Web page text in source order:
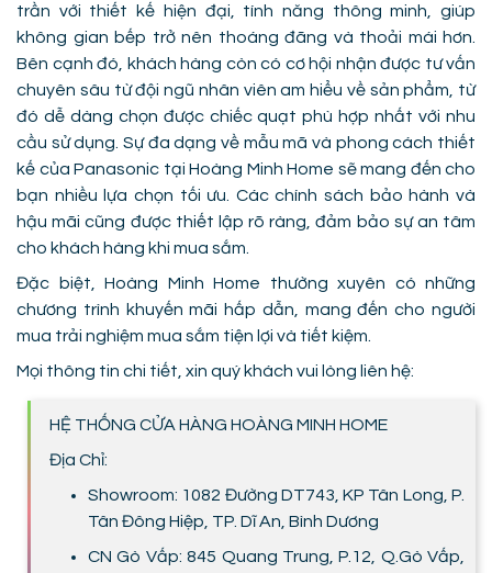
trần với thiết kế hiện đại, tính năng thông minh, giúp
không gian bếp trở nên thoáng đãng và thoải mái hơn.
Bên cạnh đó, khách hàng còn có cơ hội nhận được tư vấn
chuyên sâu từ đội ngũ nhân viên am hiểu về sản phẩm, từ
đó dễ dàng chọn được chiếc quạt phù hợp nhất với nhu
cầu sử dụng. Sự đa dạng về mẫu mã và phong cách thiết
kế của Panasonic tại Hoàng Minh Home sẽ mang đến cho
bạn nhiều lựa chọn tối ưu. Các chính sách bảo hành và
hậu mãi cũng được thiết lập rõ ràng, đảm bảo sự an tâm
cho khách hàng khi mua sắm.
Đặc biệt, Hoàng Minh Home thường xuyên có những
chương trình khuyến mãi hấp dẫn, mang đến cho người
mua trải nghiệm mua sắm tiện lợi và tiết kiệm.
Mọi thông tin chi tiết, xin quý khách vui lòng liên hệ:
HỆ THỐNG CỬA HÀNG HOÀNG MINH HOME
Địa Chỉ:
Showroom: 1082 Đường DT743, KP Tân Long, P.
Tân Đông Hiệp, TP. Dĩ An, Bình Dương
CN Gò Vấp: 845 Quang Trung, P.12, Q.Gò Vấp,